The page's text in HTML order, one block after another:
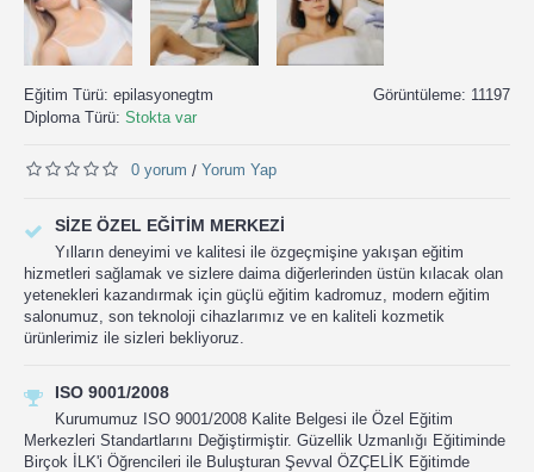
Görüntüleme: 11197
Eğitim Türü: epilasyonegtm
Diploma Türü: Stokta var
0 yorum / Yorum Yap
SIZE ÖZEL EĞITIM MERKEZI
Yılların deneyimi ve kalitesi ile özgeçmişine yakışan eğitim
hizmetleri sağlamak ve sizlere daima diğerlerinden üstün kılacak olan
yetenekleri kazandırmak için güçlü eğitim kadromuz, modern eğitim
salonumuz, son teknoloji cihazlarımız ve en kaliteli kozmetik
ürünlerimiz ile sizleri bekliyoruz.
ISO 9001/2008
Kurumumuz ISO 9001/2008 Kalite Belgesi ile Özel Eğitim
Merkezleri Standartlarını Değiştirmiştir. Güzellik Uzmanlığı Eğitiminde
Birçok İLK'i Öğrencileri ile Buluşturan Şevval ÖZÇELİK Eğitimde